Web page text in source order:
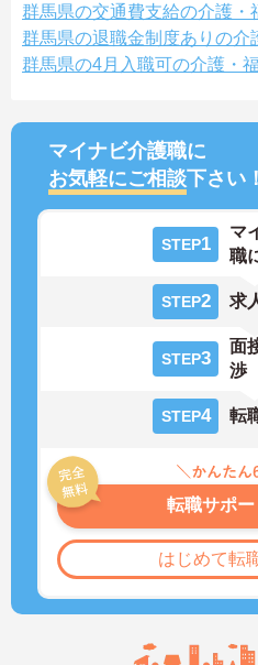
群馬県の交通費支給の介護・
群馬県の退職金制度ありの介
群馬県の4月入職可の介護・
マイナビ介護職に
お気軽にご相談下さい！
STEP1
マ
職
STEP2 求
STEP3
面
渉
STEP4 転
転職サポ
はじめて転